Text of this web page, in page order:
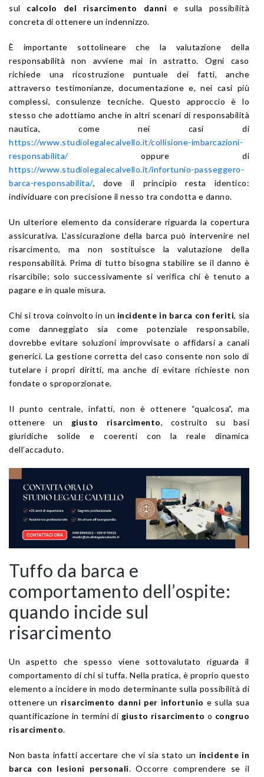
sul calcolo del risarcimento danni e sulla possibilità
concreta di ottenere un indennizzo.
È importante sottolineare che la valutazione della
responsabilità non avviene mai in astratto. Ogni caso
richiede una ricostruzione puntuale dei fatti, anche
attraverso testimonianze, documentazione e, nei casi più
complessi, consulenze tecniche. Questo approccio è lo
stesso che adottiamo anche in altri scenari di responsabilità
nautica, come nei casi di
https://www.studiolegalecalvello.it/collisione-imbarcazioni-
responsabilita/oppure di
https://www.studiolegalecalvello.it/infortunio-passeggero-
barca-responsabilita/, dove il principio resta identico:
individuare con precisione il nesso tra condotta e danno.
Un ulteriore elemento da considerare riguarda la copertura
assicurativa. L’assicurazione della barca può intervenire nel
risarcimento, ma non sostituisce la valutazione della
responsabilità. Prima di tutto bisogna stabilire se il danno è
risarcibile; solo successivamente si verifica chi è tenuto a
pagare e in quale misura.
Chi si trova coinvolto in un incidente in barca con feriti, sia
come danneggiato sia come potenziale responsabile,
dovrebbe evitare soluzioni improvvisate o affidarsi a canali
generici. La gestione corretta del caso consente non solo di
tutelare i propri diritti, ma anche di evitare richieste non
fondate o sproporzionate.
Il punto centrale, infatti, non è ottenere “qualcosa”, ma
ottenere un giusto risarcimento, costruito su basi
giuridiche solide e coerenti con la reale dinamica
dell’accaduto.
Tuffo da barca e
comportamento dell’ospite:
quando incide sul
risarcimento
Un aspetto che spesso viene sottovalutato riguarda il
comportamento di chi si tuffa. Nella pratica, è proprio questo
elemento a incidere in modo determinante sulla possibilità di
ottenere un risarcimento danni per infortunio e sulla sua
quantificazione in termini di giusto risarcimento o congruo
risarcimento.
Non basta infatti accertare che vi sia stato un incidente in
barca con lesioni personali. Occorre comprendere se il